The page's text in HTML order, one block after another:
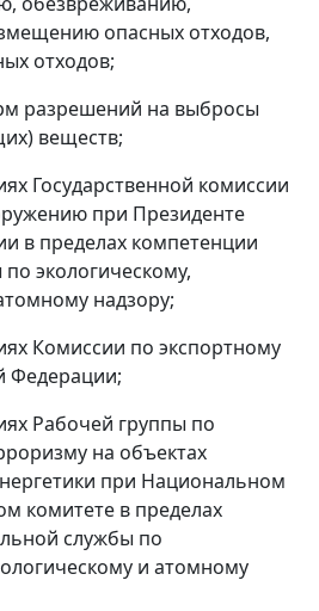
опасных отходов,
отходов;
разрешений на выбросы
веществ;
Государственной комиссии
при Президенте
в пределах компетенции
экологическому,
надзору;
Комиссии по экспортному
Федерации;
Рабочей группы по
на объектах
при Национальном
комитете в пределах
службы по
и атомному